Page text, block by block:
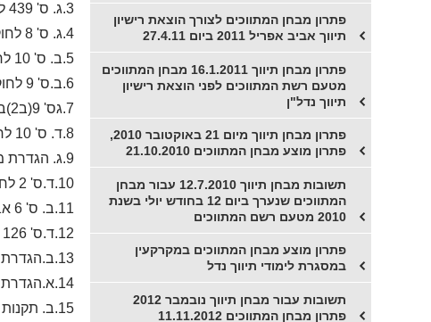
3.ג. ס' 439 לחוק העונשין
4.ג. ס' 8 לחוק המקרקעין+ס' 2 לחוק המכר הבטחת השקעות
5.ב. ס' 10 לחוק המקרקעין. הגדרות קרקעות מוסדרות ובלתי מוסדרות מספר פסקי דין
6.ב.ס' 9 לחוק המקרקעין
7.גס' 9(ב2)ב
8.ד. ס' 10 לחוק המתווכים במקרקעין
9.ג. הגדרת מכירה בחוק מיסוי מקרקעין
10.ד.ס' 2 לחוק המכר הבטחת השקעות
11.ב. ס' 6 א1 לחוק המכר (דירות)
12.ד.ס' 126 לחוק המקרקעין
13.ב.הגדרת זכויות בניה ספר פסקי דין- לא מצאתי בספר החוקים, שווה ללכת על דרך השלילה
14.א.הגדרת נסח רישום מקרקעין ספר פסקי דין.+ ס' 7 +ס' 10 לחוק המקרקעין+ ס'123 לחוק המקרקעין
15.ב. תקנות המתווכים פרטי הזמנה בכתב ס' 1(5)
פתרון מבחן המתווכים לצורך הוצאת רישיון
תיווך אביב אפריל 2011 ביום 27.4.11
פתרון מבחן תיווך 16.1.2011 מבחן המתווכים
מטעם רשת המתווכים לפני הוצאת רישיון
תיווך נדל"ן
פתרון מבחן תיווך מיום 21 באוקטובר 2010,
פתרון מוצע מבחן המתווכים 21.10.2010
תשובות מבחן תיווך 12.7.2010 עבור מבחן
המתווכים שנערך ביום 12 בחודש יולי בשנת
2010 מטעם רשם המתווכים
פתרון מוצע מבחן המתווכים במקרקעין
במסגרת לימודי תיווך נדל
תשובות עבור מבחן תיווך נובמבר 2012
פתרון מבחן המתווכים 11.11.2012